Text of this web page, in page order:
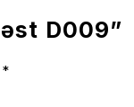
D009”
*